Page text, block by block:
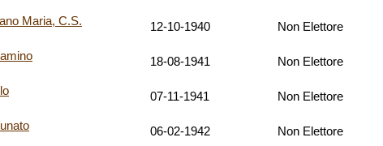
Maria, C.S. 12-10-1940 Non Elettore
18-08-1941 Non Elettore
07-11-1941 Non Elettore
06-02-1942 Non Elettore